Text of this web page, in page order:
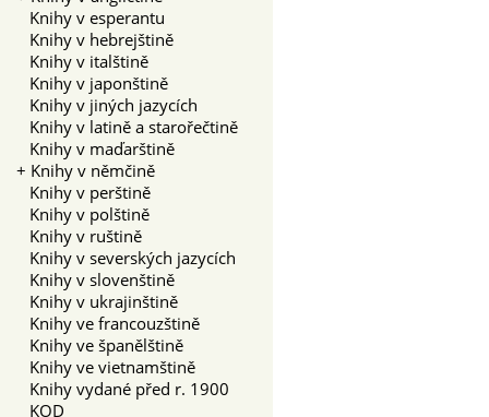
Knihy v esperantu
Knihy v hebrejštině
Knihy v italštině
Knihy v japonštině
Knihy v jiných jazycích
Knihy v latině a starořečtině
Knihy v maďarštině
+ Knihy v němčině
Knihy v perštině
Knihy v polštině
Knihy v ruštině
Knihy v severských jazycích
Knihy v slovenštině
Knihy v ukrajinštině
Knihy ve francouzštině
Knihy ve španělštině
Knihy ve vietnamštině
Knihy vydané před r. 1900
KOD